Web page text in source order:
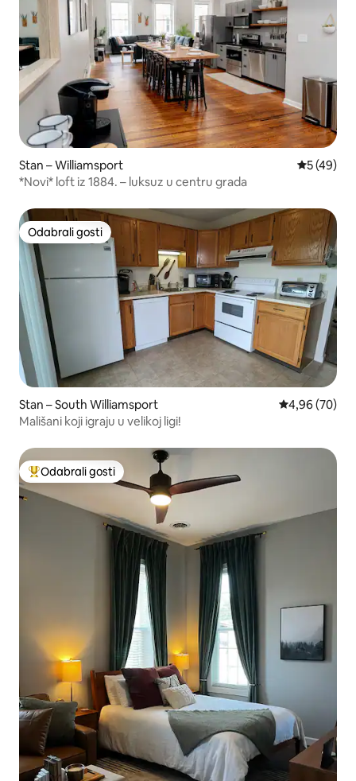
Stan – Williamsport Prosječna
5 (49)
*Novi* loft iz 1884. – luksuz u centru grada
Odabrali gosti
Odabrali gosti
Stan – South Williamsport Prosječna
4,96 (70)
Mališani koji igraju u velikoj ligi!
Među najviše rangiranima s oznakom „Odabrali gosti”
Odabrali gosti